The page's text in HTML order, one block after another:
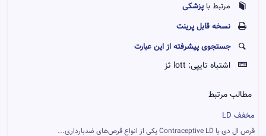
مرتبط باپزشکی
نسخه قابل پرينت
جستجوی پیشرفته از این عبارت
اشتباه تایپی: lott ثز
مطالب مرتبط
مخفف LD
قرص ال دی یا Contraceptive LD یکی از انواع قرص‌های ضدبارداری...